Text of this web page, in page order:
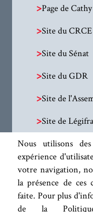
Nous utilisons
expérience
votre navigation,
la présence de
faite. Pour plus
de la
>Page de
>Site du CRCE
>Site du Sénat
>Site du GDR
>Site de
>Site de